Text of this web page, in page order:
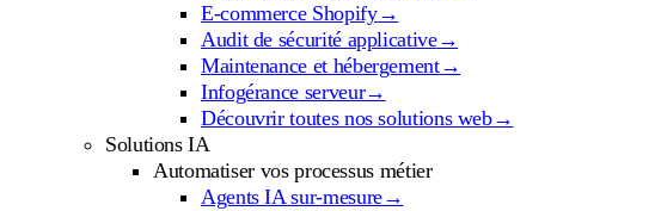
E-commerce Shopify→
Audit de sécurité applicative→
Maintenance et hébergement→
Infogérance serveur→
Découvrir toutes nos solutions web→
Solutions IA
Automatiser vos processus métier
Agents IA sur-mesure→